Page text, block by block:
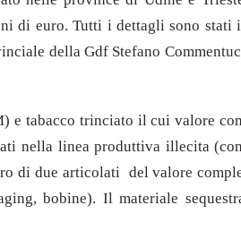
di euro. Tutti i dettagli sono stati
della Gdf Stefano
tabacco trinciato il cui valore
nella linea produttiva illecita
di due articolati del valore
bobine). Il materiale